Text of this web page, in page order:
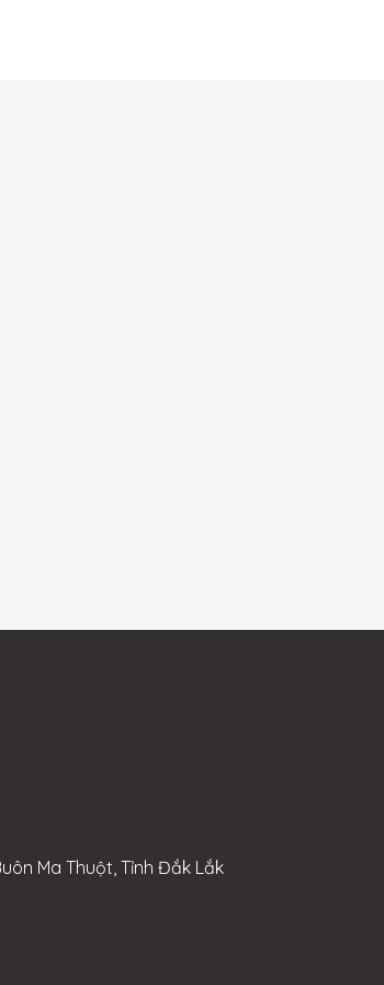
Ma Thuột, Tỉnh Đắk Lắk